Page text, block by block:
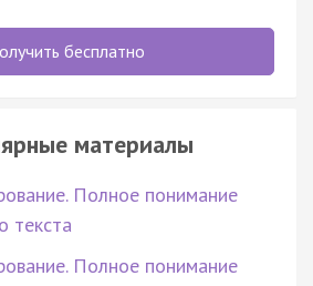
бесплатно
материалы
Полное понимание
текста
Полное понимание